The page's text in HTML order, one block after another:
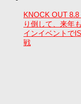
KNOCK OUT
り倒して、来年
インイベントで
戦